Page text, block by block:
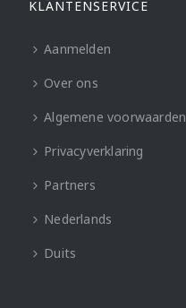
KLANTENSERVICE
Aanmelden
Over ons
Algemene voorwaarden
Privacyverklaring
Partners
Nederlands
Duits